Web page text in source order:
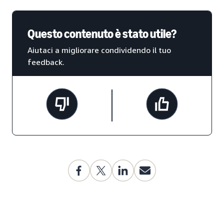
Questo contenuto è stato utile?
Aiutaci a migliorare condividendo il tuo
feedback.